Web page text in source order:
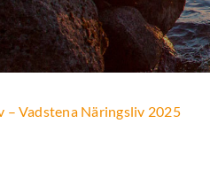
– Vadstena Näringsliv 2025